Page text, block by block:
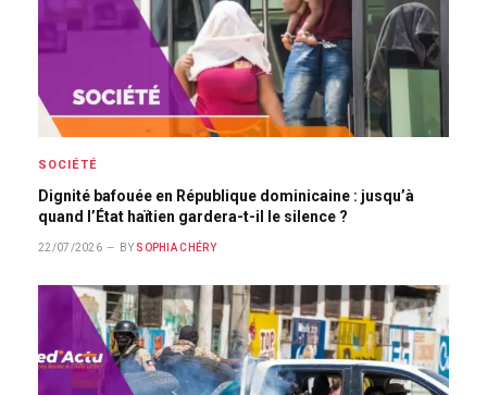
SOCIÉTÉ
Dignité bafouée en République dominicaine : jusqu’à
quand l’État haïtien gardera-t-il le silence ?
22/07/2026 BY SOPHIA CHÉRY